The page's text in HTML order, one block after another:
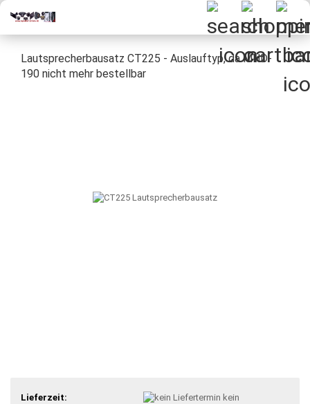
Lautsprecherbausatz CT225 - Auslauftyp, da MHD-
190 nicht mehr bestellbar
Lieferzeit:
kein